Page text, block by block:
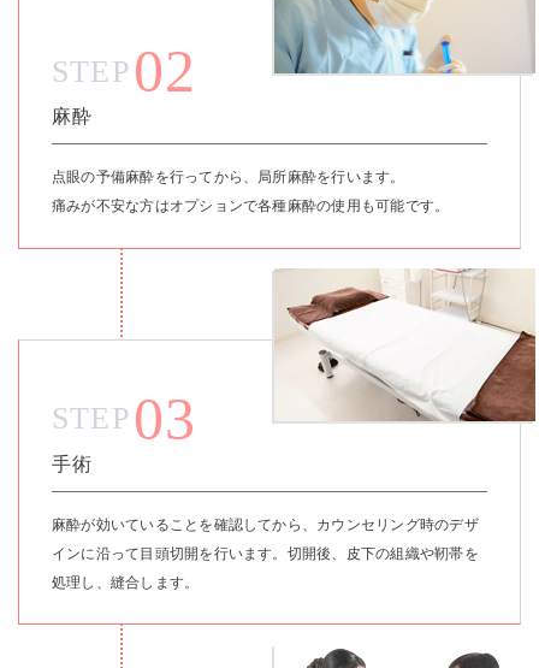
STEP 02
麻酔
点眼の予備麻酔を行ってから、局所麻酔を行います。
痛みが不安な方はオプションで各種麻酔の使用も可能です。
STEP 03
手術
麻酔が効いていることを確認してから、カウンセリング時のデザ
インに沿って目頭切開を行います。切開後、皮下の組織や靭帯を
処理し、縫合します。